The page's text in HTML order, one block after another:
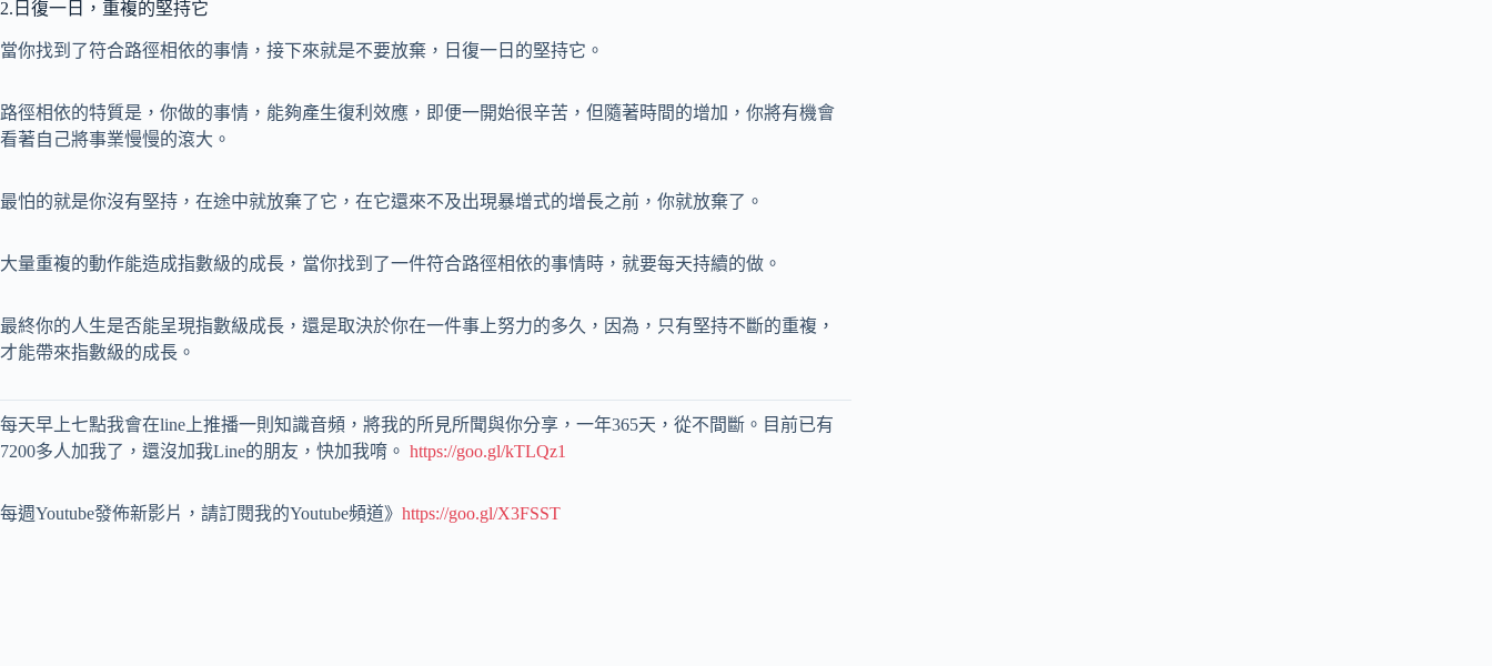
2.日復一日，重複的堅持它
當你找到了符合路徑相依的事情，接下來就是不要放棄，日復一日的堅持它。
路徑相依的特質是，你做的事情，能夠產生復利效應，即便一開始很辛苦，但隨著時間的增加，你將有機會
看著自己將事業慢慢的滾大。
最怕的就是你沒有堅持，在途中就放棄了它，在它還來不及出現暴增式的增長之前，你就放棄了。
大量重複的動作能造成指數級的成長，當你找到了一件符合路徑相依的事情時，就要每天持續的做。
最終你的人生是否能呈現指數級成長，還是取決於你在一件事上努力的多久，因為，只有堅持不斷的重複，
才能帶來指數級的成長。
每天早上七點我會在line上推播一則知識音頻，將我的所見所聞與你分享，一年365天，從不間斷。目前已有
7200多人加我了，還沒加我Line的朋友，快加我唷。 https://goo.gl/kTLQz1
每週Youtube發佈新影片，請訂閱我的Youtube頻道》 https://goo.gl/X3FSST